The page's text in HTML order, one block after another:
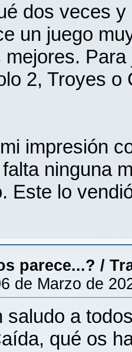
dos veces
un juego
mejores.
2, Troyes o
impresión
ninguna
Este lo
parece...? /
de Marzo de
saludo a
qué os